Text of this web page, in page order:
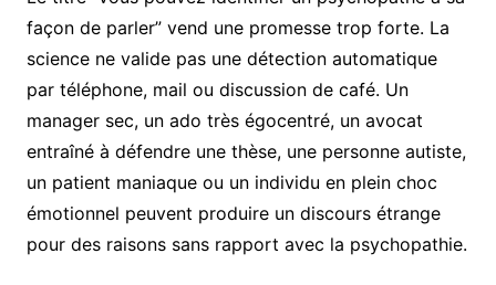
façon de parler” vend une promesse trop forte. La
science ne valide pas une détection automatique
par téléphone, mail ou discussion de café. Un
manager sec, un ado très égocentré, un avocat
entraîné à défendre une thèse, une personne autiste,
un patient maniaque ou un individu en plein choc
émotionnel peuvent produire un discours étrange
pour des raisons sans rapport avec la psychopathie.